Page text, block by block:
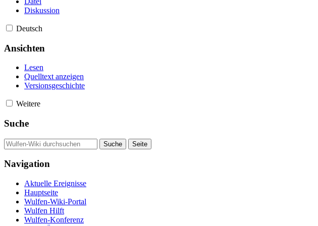
Diskussion
Deutsch
Ansichten
Lesen
Quelltext anzeigen
Versionsgeschichte
Weitere
Suche
Navigation
Aktuelle Ereignisse
Hauptseite
Wulfen-Wiki-Portal
Wulfen Hilft
Wulfen-Konferenz